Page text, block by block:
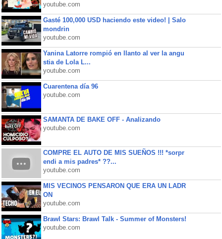
youtube.com
Gasté 100,000 USD haciendo este video! | Salo
mondrin
youtube.com
Yanina Latorre rompió en llanto al ver la angu
stia de Lola L...
youtube.com
Cuarentena día 96
youtube.com
SAMANTA DE BAKE OFF - Analizando
youtube.com
COMPRE EL AUTO DE MIS SUEÑOS !!! *sorpr
endi a mis padres* ??...
youtube.com
MIS VECINOS PENSARON QUE ERA UN LADR
ON
youtube.com
Brawl Stars: Brawl Talk - Summer of Monsters!
youtube.com